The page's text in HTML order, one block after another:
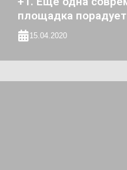
площадка
15.04.2020